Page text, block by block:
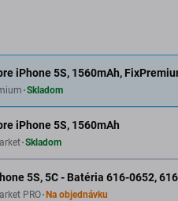
iPhone 5S, 1560mAh
Skladom
iPhone 5S, 1560mAh,
Skladom
5S, 5C - Batéria 616-0652,
PRO Na objednávku